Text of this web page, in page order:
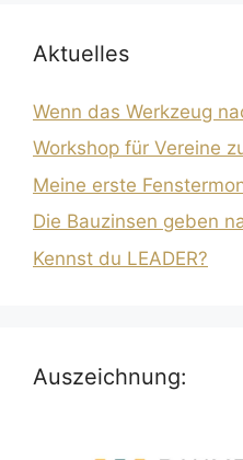
Aktuelles
Wenn das Werkzeug
Workshop für Vereine
Meine erste
Die Bauzinsen geben
Kennst du LEADER?
Auszeichnung: